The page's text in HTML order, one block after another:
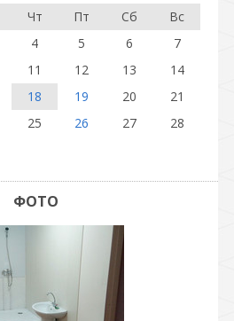
Чт Пт Сб
Вс
4 5 6
7
11 12 13
14
18 19 20
21
25 26 27
28
ФОТО